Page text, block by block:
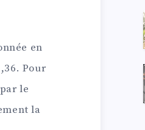
en
Pour
le
la